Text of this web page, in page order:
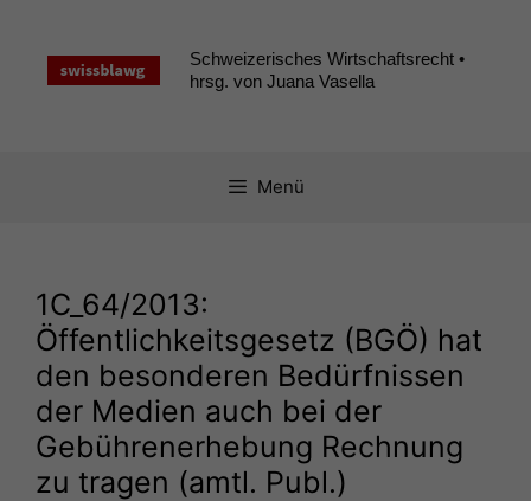
springen
Schweizerisches Wirtschaftsrecht •
hrsg. von Juana Vasella
Menü
1C_64/2013:
Öffentlichkeitsgesetz (BGÖ) hat
den besonderen Bedürfnissen
der Medien auch bei der
Gebührenerhebung Rechnung
zu tragen (amtl. Publ.)